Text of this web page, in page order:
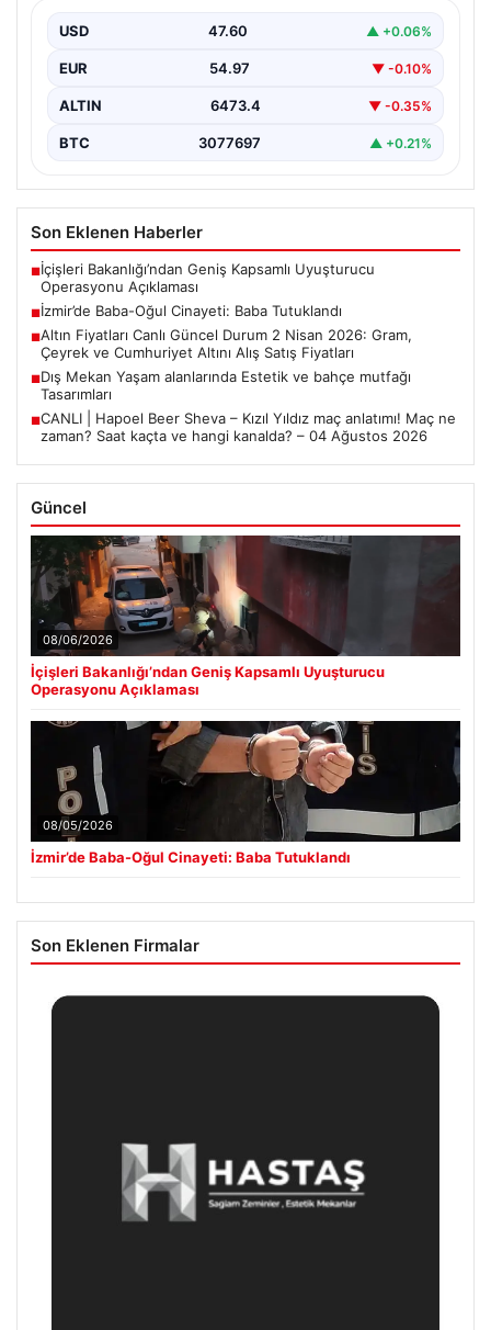
67 yaşındaki Selçuk A., oğluna karşı çıkan…
USD 47.60 ▲ +0.06%
EUR 54.97 ▼ -0.10%
ALTIN 6473.4 ▼ -0.35%
BTC 3077697 ▲ +0.21%
Son Eklenen Haberler
■İçişleri Bakanlığı’ndan Geniş Kapsamlı Uyuşturucu
Operasyonu Açıklaması
■İzmir’de Baba-Oğul Cinayeti: Baba Tutuklandı
■Altın Fiyatları Canlı Güncel Durum 2 Nisan 2026: Gram,
Çeyrek ve Cumhuriyet Altını Alış Satış Fiyatları
■Dış Mekan Yaşam alanlarında Estetik ve bahçe mutfağı
Tasarımları
■CANLI | Hapoel Beer Sheva – Kızıl Yıldız maç anlatımı! Maç ne
zaman? Saat kaçta ve hangi kanalda? – 04 Ağustos 2026
Güncel
08/06/2026
İçişleri Bakanlığı’ndan Geniş Kapsamlı Uyuşturucu
Operasyonu Açıklaması
08/05/2026
İzmir’de Baba-Oğul Cinayeti: Baba Tutuklandı
Son Eklenen Firmalar